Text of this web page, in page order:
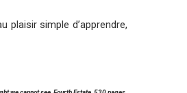
plaisir simple d’apprendre,